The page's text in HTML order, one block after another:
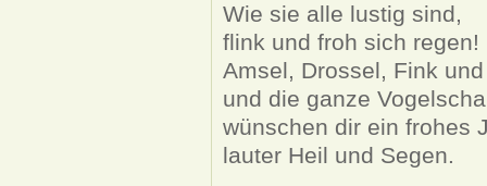
Wie sie alle lustig sind,
flink und froh sich regen!
Amsel, Drossel, Fink
und die ganze
wünschen dir ein frohes
lauter Heil und Segen.